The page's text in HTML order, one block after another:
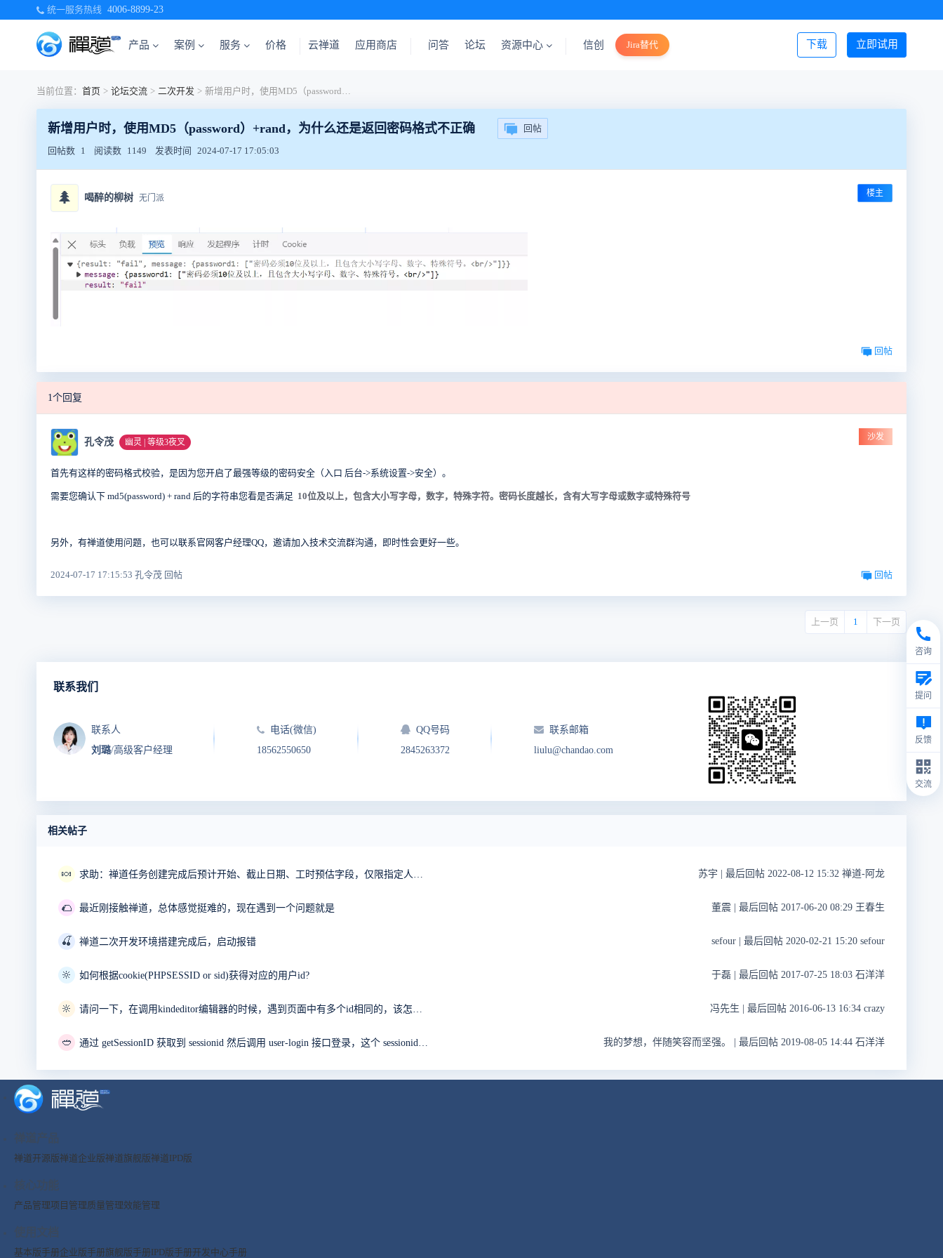
统一服务热线 4006-8899-23
产品 案例 服务 价格 立即试用
下载
云禅道 应用商店 问答 论坛 资源中心 信创 Jira替代 登录/注册
当前位置： 首页 > 论坛交流 > 二次开发 > 新增用户时，使用MD5（password）+rand，为什么还是返回密码格式不正确
新增用户时，使用MD5（password）+rand，为什么还是返回密码格式不正确 回帖
回帖数 1 阅读数 1149 发表时间 2024-07-17 17:05:03
🌲 喝醉的柳树 无门派 楼主
回帖
1个回复
孔令茂 幽灵 | 等级3夜叉
沙发
首先有这样的密码格式校验，是因为您开启了最强等级的密码安全（入口 后台->系统设置->安全）。
需要您确认下 md5(password) + rand 后的字符串您看是否满足 10位及以上，包含大小写字母，数字，特殊字符。密码长度越长，含有大写字母或数字或特殊符号
另外，有禅道使用问题，也可以联系官网客户经理QQ，邀请加入技术交流群沟通，即时性会更好一些。
2024-07-17 17:15:53 孔令茂 回帖 回帖
上一页 1 下一页
联系我们
联系人
刘璐/高级客户经理
电话(微信)
18562550650
QQ号码
2845263372
联系邮箱
liulu@chandao.com
相关帖子
🍬 苏宇 最后回帖 2022-08-12 15:32 禅道-阿龙
🌮 最近刚接触禅道，总体感觉挺难的，现在遇到一个问题就是 董震 最后回帖 2017-06-20 08:29 王春生
🍒 禅道二次开发环境搭建完成后，启动报错 sefour 最后回帖 2020-02-21 15:20 sefour
🔆 如何根据cookie(PHPSESSID or sid)获得对应的用户id? 于磊 最后回帖 2017-07-25 18:03 石洋洋
🔆 冯先生 最后回帖 2016-06-13 16:34 crazy
🥙 我的梦想，伴随笑容而坚强。 最后回帖 2019-08-05 14:44 石洋洋
禅道产品
禅道开源版禅道企业版禅道旗舰版禅道IPD版
核心功能
产品管理项目管理质量管理效能管理
使用文档
基本版手册企业版手册旗舰版手册IPD版手册开发中心手册
咨询
提问
反馈
交流